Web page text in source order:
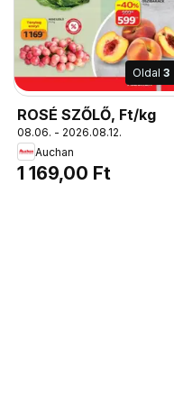
Oldal 3
ROSÉ SZŐLŐ, Ft/kg
08.06. - 2026.08.12.
Auchan
1 169,00 Ft